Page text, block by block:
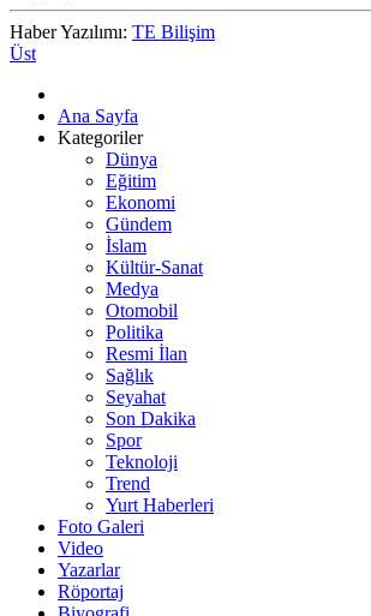
Haber Yazılımı: TE Bilişim
Üst
Ana Sayfa
Kategoriler
Dünya
Eğitim
Ekonomi
Gündem
İslam
Kültür-Sanat
Medya
Otomobil
Politika
Resmi İlan
Sağlık
Seyahat
Son Dakika
Spor
Teknoloji
Trend
Yurt Haberleri
Foto Galeri
Video
Yazarlar
Röportaj